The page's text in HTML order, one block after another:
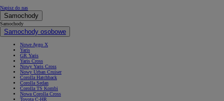
Napisz do nas
Samochody
Samochody
Samochody osobowe
Nowe Aygo X
Yaris
GR Yaris
Yaris Cross
Nowy Yaris Cross
Nowy Urban Cruiser
Corolla Hatchback
Corolla Sedan
Corolla TS Kombi
Nowa Corolla Cross
Toyota C-HR